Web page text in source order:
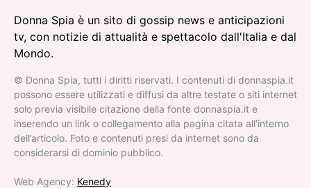
Donna Spia è un sito di gossip news e anticipazioni
tv, con notizie di attualità e spettacolo dall'Italia e dal
Mondo.
© Donna Spia, tutti i diritti riservati. I contenuti di donnaspia.it
possono essere utilizzati e diffusi da altre testate o siti internet
solo previa visibile citazione della fonte donnaspia.it e
inserendo un link o collegamento alla pagina citata all’interno
dell’articolo. Foto e contenuti presi da internet sono da
considerarsi di dominio pubblico.
Web Agency: Kenedy